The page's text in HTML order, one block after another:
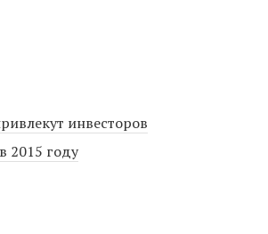
инвесторов
2015 году